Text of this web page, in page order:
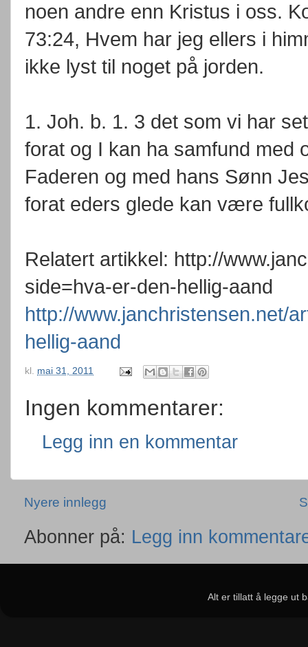
noen andre enn Kristus i oss.
73:24, Hvem har jeg ellers i
ikke lyst til noget på jorden.
1. Joh. b. 1. 3 det som vi har
forat og I kan ha samfund med
Faderen og med hans Sønn
forat eders glede kan være
Relatert artikkel: http://
side=hva-er-den-hellig-aand
http://www.janchristensen.net/
hellig-aand
kl. mai 31, 2011
Ingen kommentarer:
Legg inn en kommentar
Nyere innlegg
Abonner på: Legg inn
Alt er tillatt å legge ut